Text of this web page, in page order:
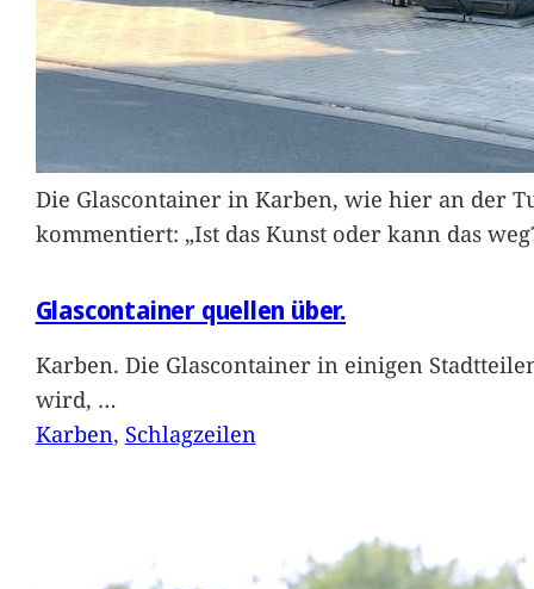
Die Glascontainer in Karben, wie hier an der
kommentiert: „Ist das Kunst oder kann das
Glascontainer quellen über.
Karben. Die Glascontainer in einigen
wird, …
Karben, Schlagzeilen